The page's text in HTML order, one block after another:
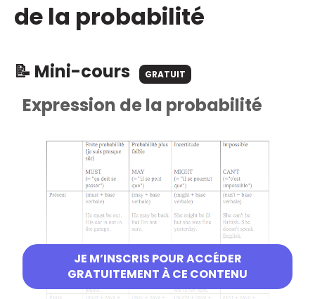
de la probabilité
📝 Mini-cours GRATUIT
JE M’INSCRIS POUR ACCÉDER
GRATUITEMENT À CE CONTENU
Expression de la probabilité